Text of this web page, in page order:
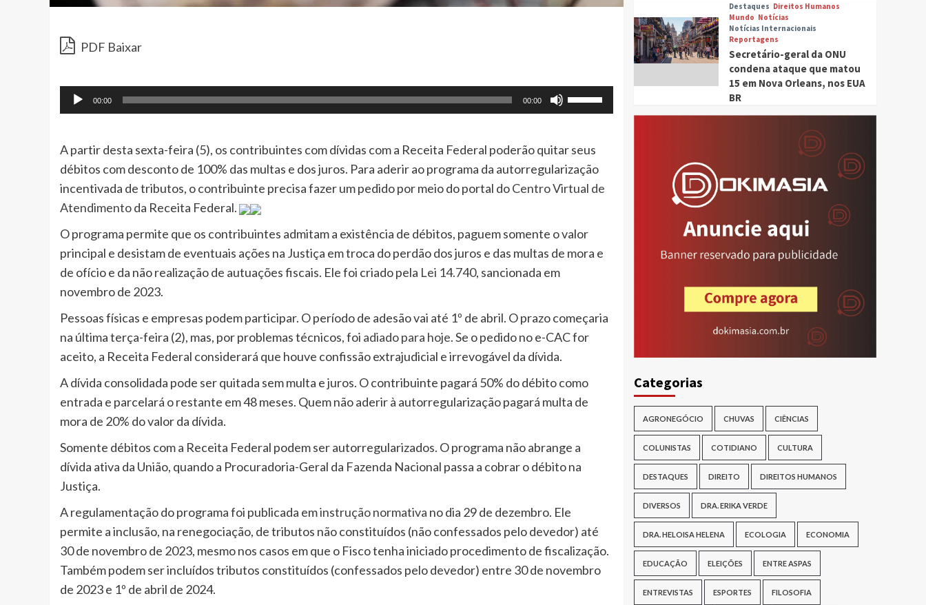
PDF Baixar
Tocador
áudio
00:00 00:00
Use
as
para
cima
ou
baixo
para
o
volume.
A partir desta sexta-feira (5), os contribuintes com dívidas com a Receita Federal poderão quitar seus
débitos com desconto de 100% das multas e dos juros. Para aderir ao programa da autorregularização
incentivada de tributos, o contribuinte precisa fazer um pedido por meio do portal doCentro Virtual de
Atendimentoda Receita Federal.
O programa permite que os contribuintes admitam a existência de débitos, paguem somente o valor
principal e desistam de eventuais ações na Justiça em troca do perdão dos juros e das multas de mora e
de ofício e da não realização de autuações fiscais. Ele foi criado pela Lei 14.740, sancionada em
novembro de 2023.
Pessoas físicas e empresas podem participar. O período de adesão vai até 1º de abril. O prazo começaria
na última terça-feira (2), mas, por problemas técnicos, foi adiado para hoje. Se o pedido no e-CAC for
aceito, a Receita Federal considerará que houve confissão extrajudicial e irrevogável da dívida.
A dívida consolidada pode ser quitada sem multa e juros. O contribuinte pagará 50% do débito como
entrada e parcelará o restante em 48 meses. Quem não aderir à autorregularização pagará multa de
mora de 20% do valor da dívida.
Somente débitos com a Receita Federal podem ser autorregularizados. O programa não abrange a
dívida ativa da União, quando a Procuradoria-Geral da Fazenda Nacional passa a cobrar o débito na
Justiça.
A regulamentação do programa foi publicada eminstrução normativa no dia 29 de dezembro. Ele
permite a inclusão, na renegociação, de tributos não constituídos (não confessados pelo devedor) até
30 de novembro de 2023, mesmo nos casos em que o Fisco tenha iniciado procedimento de fiscalização.
Também podem ser incluídos tributos constituídos (confessados pelo devedor) entre 30 de novembro
de 2023 e 1º de abril de 2024.
Destaques Direitos Humanos
Mundo Notícias
Notícias Internacionais
Reportagens
Secretário-geral da ONU
condena ataque que matou
15 em Nova Orleans, nos EUA
BR
Categorias
AGRONEGÓCIO CHUVAS CIÊNCIAS
COLUNISTAS COTIDIANO CULTURA
DESTAQUES DIREITO DIREITOS HUMANOS
DIVERSOS DRA. ERIKA VERDE
DRA. HELOISA HELENA ECOLOGIA ECONOMIA
EDUCAÇÃO ELEIÇÕES ENTRE ASPAS
ENTREVISTAS ESPORTES FILOSOFIA